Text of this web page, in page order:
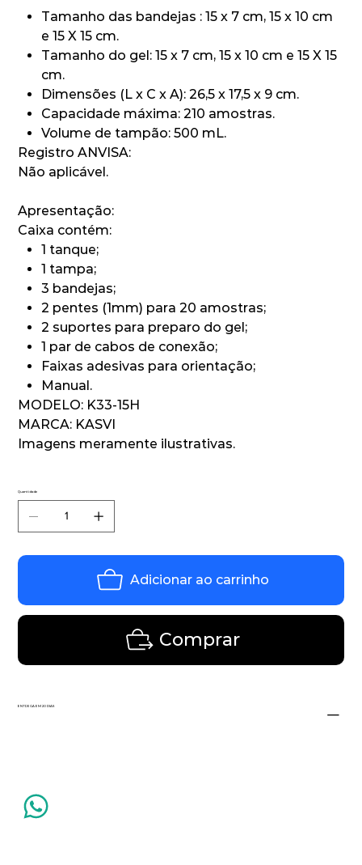
Tamanho das bandejas : 15 x 7 cm, 15 x 10 cm
e 15 X 15 cm.
Tamanho do gel: 15 x 7 cm, 15 x 10 cm e 15 X 15
cm.
Dimensões (L x C x A): 26,5 x 17,5 x 9 cm.
Capacidade máxima: 210 amostras.
Volume de tampão: 500 mL.
Registro ANVISA:
Não aplicável.
Apresentação:
Caixa contém:
1 tanque;
1 tampa;
3 bandejas;
2 pentes (1mm) para 20 amostras;
2 suportes para preparo do gel;
1 par de cabos de conexão;
Faixas adesivas para orientação;
Manual.
MODELO: K33-15H
MARCA: KASVI
Imagens meramente ilustrativas.
Quantidade
Adicionar ao carrinho
Comprar
ENTREGA EM 20 DIAS